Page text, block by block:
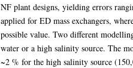
NF plant designs, yielding errors
applied for ED mass exchangers,
possible value. Two different
water or a high salinity source. The
~2 % for the high salinity source